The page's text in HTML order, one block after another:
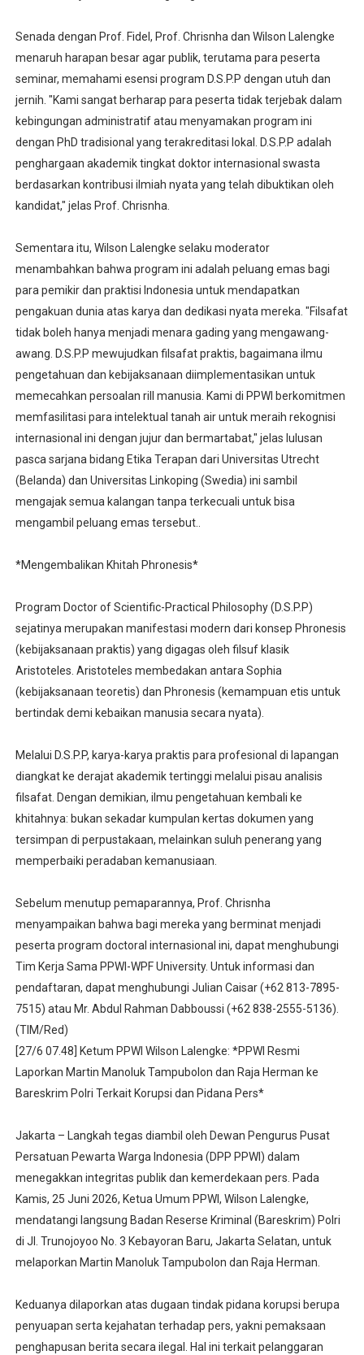
Senada dengan Prof. Fidel, Prof. Chrisnha dan Wilson Lalengke
menaruh harapan besar agar publik, terutama para peserta
seminar, memahami esensi program D.S.P.P dengan utuh dan
jernih. "Kami sangat berharap para peserta tidak terjebak dalam
kebingungan administratif atau menyamakan program ini
dengan PhD tradisional yang terakreditasi lokal. D.S.P.P adalah
penghargaan akademik tingkat doktor internasional swasta
berdasarkan kontribusi ilmiah nyata yang telah dibuktikan oleh
kandidat," jelas Prof. Chrisnha.
Sementara itu, Wilson Lalengke selaku moderator
menambahkan bahwa program ini adalah peluang emas bagi
para pemikir dan praktisi Indonesia untuk mendapatkan
pengakuan dunia atas karya dan dedikasi nyata mereka. "Filsafat
tidak boleh hanya menjadi menara gading yang mengawang-
awang. D.S.P.P mewujudkan filsafat praktis, bagaimana ilmu
pengetahuan dan kebijaksanaan diimplementasikan untuk
memecahkan persoalan rill manusia. Kami di PPWI berkomitmen
memfasilitasi para intelektual tanah air untuk meraih rekognisi
internasional ini dengan jujur dan bermartabat," jelas lulusan
pasca sarjana bidang Etika Terapan dari Universitas Utrecht
(Belanda) dan Universitas Linkoping (Swedia) ini sambil
mengajak semua kalangan tanpa terkecuali untuk bisa
mengambil peluang emas tersebut..
*Mengembalikan Khitah Phronesis*
Program Doctor of Scientific-Practical Philosophy (D.S.P.P)
sejatinya merupakan manifestasi modern dari konsep Phronesis
(kebijaksanaan praktis) yang digagas oleh filsuf klasik
Aristoteles. Aristoteles membedakan antara Sophia
(kebijaksanaan teoretis) dan Phronesis (kemampuan etis untuk
bertindak demi kebaikan manusia secara nyata).
Melalui D.S.P.P, karya-karya praktis para profesional di lapangan
diangkat ke derajat akademik tertinggi melalui pisau analisis
filsafat. Dengan demikian, ilmu pengetahuan kembali ke
khitahnya: bukan sekadar kumpulan kertas dokumen yang
tersimpan di perpustakaan, melainkan suluh penerang yang
memperbaiki peradaban kemanusiaan.
Sebelum menutup pemaparannya, Prof. Chrisnha
menyampaikan bahwa bagi mereka yang berminat menjadi
peserta program doctoral internasional ini, dapat menghubungi
Tim Kerja Sama PPWI-WPF University. Untuk informasi dan
pendaftaran, dapat menghubungi Julian Caisar (+62 813-7895-
7515) atau Mr. Abdul Rahman Dabboussi (+62 838-2555-5136).
(TIM/Red)
[27/6 07.48] Ketum PPWI Wilson Lalengke: *PPWI Resmi
Laporkan Martin Manoluk Tampubolon dan Raja Herman ke
Bareskrim Polri Terkait Korupsi dan Pidana Pers*
Jakarta – Langkah tegas diambil oleh Dewan Pengurus Pusat
Persatuan Pewarta Warga Indonesia (DPP PPWI) dalam
menegakkan integritas publik dan kemerdekaan pers. Pada
Kamis, 25 Juni 2026, Ketua Umum PPWI, Wilson Lalengke,
mendatangi langsung Badan Reserse Kriminal (Bareskrim) Polri
di Jl. Trunojoyoo No. 3 Kebayoran Baru, Jakarta Selatan, untuk
melaporkan Martin Manoluk Tampubolon dan Raja Herman.
Keduanya dilaporkan atas dugaan tindak pidana korupsi berupa
penyuapan serta kejahatan terhadap pers, yakni pemaksaan
penghapusan berita secara ilegal. Hal ini terkait pelanggaran